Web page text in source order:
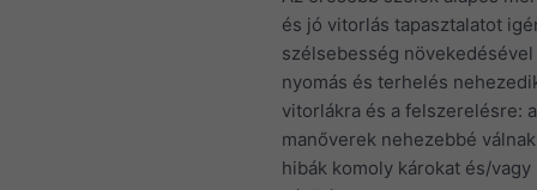
és jó vitorlás tapasztalatot
szélsebesség
nyomás és terhelés
vitorlákra és a felszerelésre: a
manőverek nehezebbé
hibák komoly károkat és/vagy